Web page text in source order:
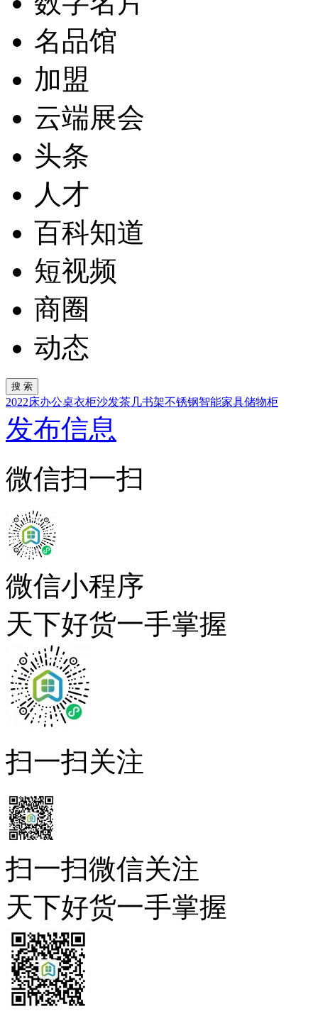
名品馆
加盟
云端展会
头条
人才
百科知道
短视频
商圈
动态
2022床办公桌衣柜沙发茶几书架不锈钢智能家具储物柜
发布信息
微信扫一扫
微信小程序
天下好货一手掌握
扫一扫关注
扫一扫微信关注
天下好货一手掌握